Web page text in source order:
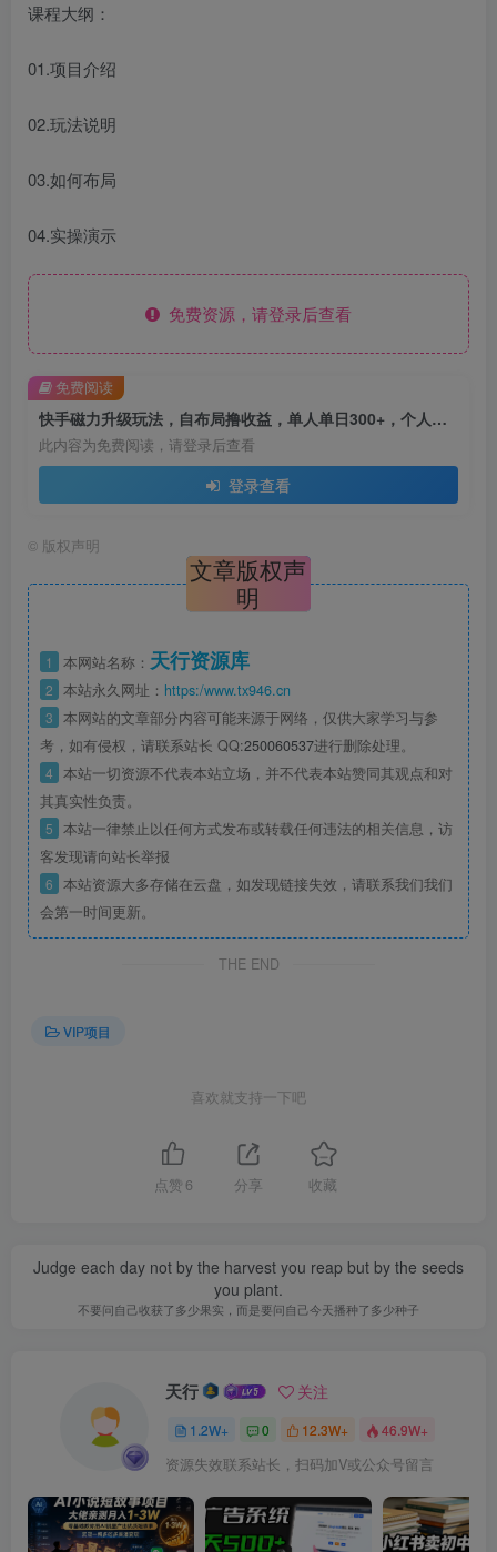
课程大纲：
01.项目介绍
02.玩法说明
03.如何布局
04.实操演示
免费资源，请登录后查看
快手磁力升级玩法，自布局撸收益，单人单日300+，个人工作室均可操作
此内容为免费阅读，请登录后查看
登录查看
免费阅读
© 版权声明
文章版权声
明
1 本网站名称： 天行资源库
2 本站永久网址： https:/www.tx946.cn
3 本网站的文章部分内容可能来源于网络，仅供大家学习与参
考，如有侵权，请联系站长 QQ:250060537进行删除处理。
4 本站一切资源不代表本站立场，并不代表本站赞同其观点和对
其真实性负责。
5 本站一律禁止以任何方式发布或转载任何违法的相关信息，访
客发现请向站长举报
6 本站资源大多存储在云盘，如发现链接失效，请联系我们我们
会第一时间更新。
THE END
VIP项目
喜欢就支持一下吧
点赞 6 分享 收藏
Judge each day not by the harvest you reap but by the seeds
you plant.
不要问自己收获了多少果实，而是要问自己今天播种了多少种子
天行 关注
1.2W+ 0 12.3W+ 46.9W+
资源失效联系站长，扫码加V或公众号留言